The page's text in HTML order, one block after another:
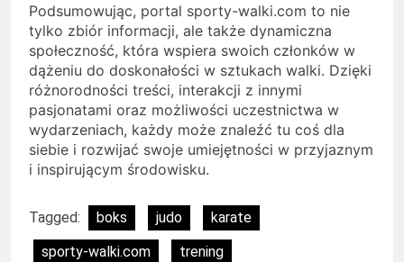
Podsumowując, portal sporty-walki.com to nie
tylko zbiór informacji, ale także dynamiczna
społeczność, która wspiera swoich członków w
dążeniu do doskonałości w sztukach walki. Dzięki
różnorodności treści, interakcji z innymi
pasjonatami oraz możliwości uczestnictwa w
wydarzeniach, każdy może znaleźć tu coś dla
siebie i rozwijać swoje umiejętności w przyjaznym
i inspirującym środowisku.
Tagged: boks judo
karate
sporty-walki.com
trening